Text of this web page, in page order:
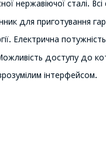
нержавіючої сталі. Всі
для приготування
Електрична
доступу до
інтерфейсом.